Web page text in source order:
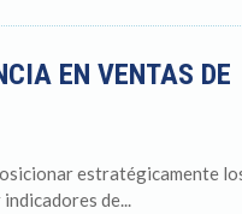
EN VENTAS DE
estratégicamente
de...